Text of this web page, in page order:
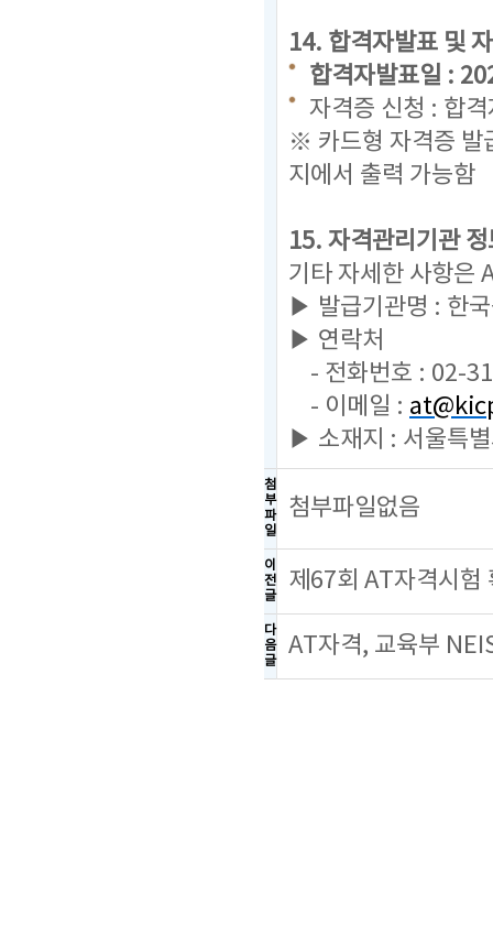
14. 합격자발표 및
합격자발표일 :
자격증 신청 : 합
※ 카드형 자격증 발
지에서 출력 가능함
15. 자격관리기관 정
기타 자세한 사항은
▶ 발급기관명 : 한
▶ 연락처
- 전화번호 : 02-
- 이메일 :
▶ 소재지 : 서울특
첨
부
파
일
첨부파일없음
이
전
글
제67회 AT자격시험
다
음
글
AT자격, 교육부